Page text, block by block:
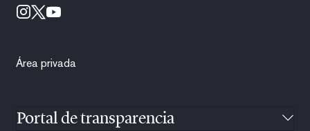
Área privada
Portal de transparencia